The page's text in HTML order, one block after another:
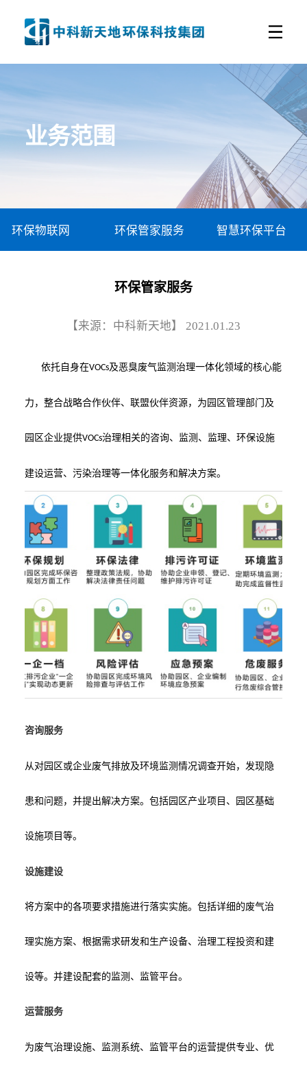
业务范围
环保物联网 环保管家服务 智慧环保平台
环保管家服务
【来源：中科新天地】 2021.01.23
依托自身在VOCs及恶臭废气监测治理一体化领域的核心能
力，整合战略合作伙伴、联盟伙伴资源，为园区管理部门及
园区企业提供VOCs治理相关的咨询、监测、监理、环保设施
建设运营、污染治理等一体化服务和解决方案。
咨询服务
从对园区或企业废气排放及环境监测情况调查开始，发现隐
患和问题，并提出解决方案。包括园区产业项目、园区基础
设施项目等。
设施建设
将方案中的各项要求措施进行落实实施。包括详细的废气治
理实施方案、根据需求研发和生产设备、治理工程投资和建
设等。并建设配套的监测、监管平台。
运营服务
为废气治理设施、监测系统、监管平台的运营提供专业、优